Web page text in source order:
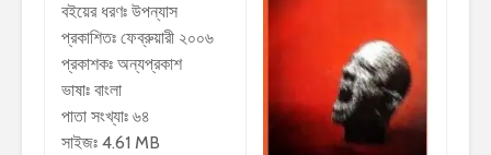
বইয়ের ধরণঃ উপন্যাস
প্রকাশিতঃ ফেব্রুয়ারী ২০০৬
প্রকাশকঃ অন্যপ্রকাশ
ভাষাঃ বাংলা
পাতা সংখ্যাঃ ৬৪
সাইজঃ 4.61 MB